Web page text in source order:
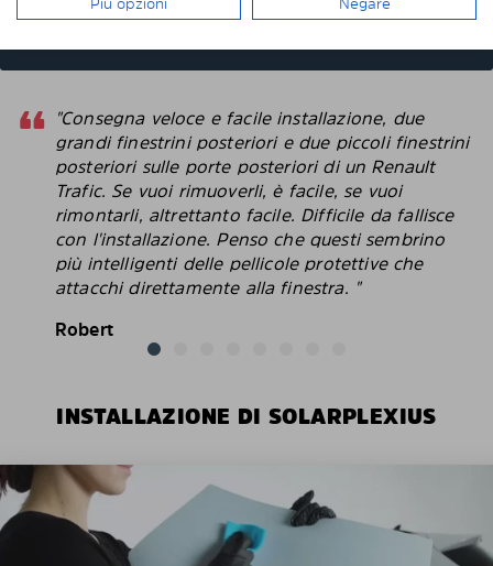
cristalli, I pannelli scendono assieme ai vetri?
"Consegna veloce e facile installazione, due
grandi finestrini posteriori e due piccoli finestrini
posteriori sulle porte posteriori di un Renault
Trafic. Se vuoi rimuoverli, è facile, se vuoi
rimontarli, altrettanto facile. Difficile da fallisce
con l'installazione. Penso che questi sembrino
più intelligenti delle pellicole protettive che
attacchi direttamente alla finestra. "
Robert
INSTALLAZIONE DI SOLARPLEXIUS